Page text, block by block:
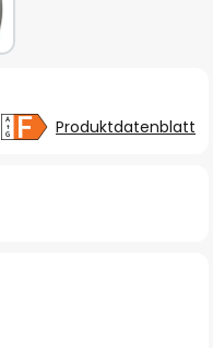
Produktdatenblatt